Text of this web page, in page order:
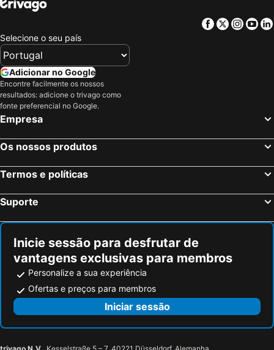
Facebook
Twitter
Selecione o seu país
Adicionar no Google
Encontre facilmente os nossos
resultados: adicione o trivago como
fonte preferencial no Google.
Empresa
Os nossos produtos
Termos e políticas
Suporte
Inicie sessão para desfrutar de
vantagens exclusivas para membros
Personalize a sua experiência
Ofertas e preços para membros
Iniciar sessão